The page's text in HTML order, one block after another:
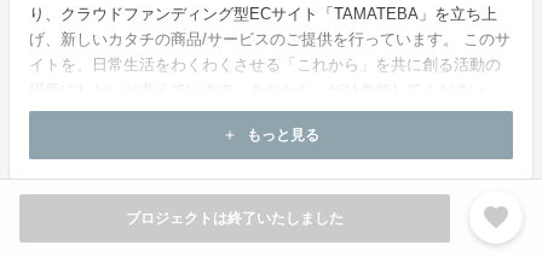
プロジェクトは終了いたしました favorite
り、クラウドファンディング型ECサイト「TAMATEBA」を立ち上
げ、新しいカタチの商品/サービスのご提供を行っています。 このサ
イトを、日常生活をわくわくさせる「これから」を共に創る活動の
add もっと見る